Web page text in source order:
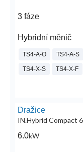
3 fáze
Hybridní měnič
TS4-A-O TS4-A-S
TS4-X-S TS4-X-F
Dražice
IN.Hybrid Compact
6.0kW